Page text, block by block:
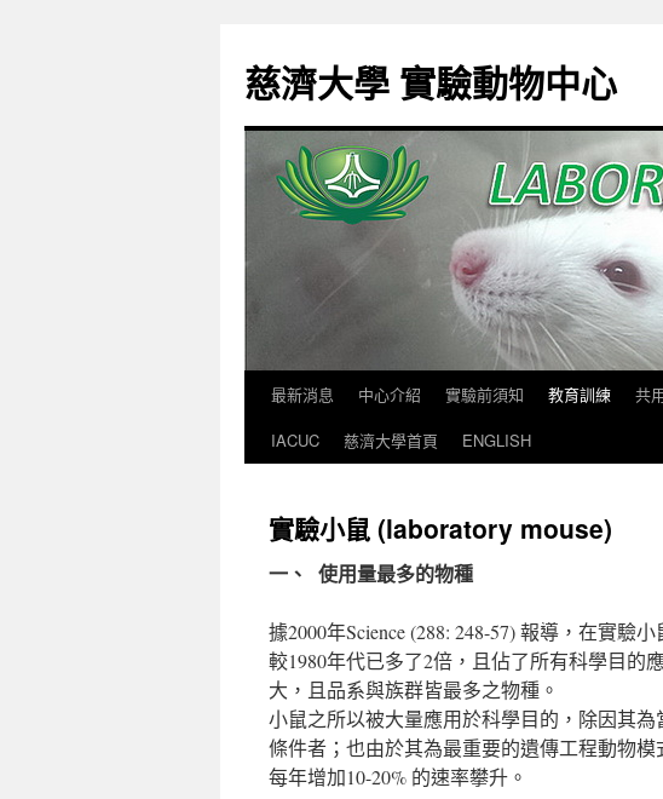
主
要
慈濟大學 實驗動物中心
最新消息 中心介紹 實驗前須知 教育訓練 共
IACUC
慈濟大學首頁 ENGLISH
實驗小鼠 (laboratory mouse)
一、 使用量最多的物種
據2000年Science (288: 248-57) 報導，在實驗
較1980年代已多了2倍，且佔了所有科學目的
大，且品系與族群皆最多之物種。
小鼠之所以被大量應用於科學目的，除因其
條件者；也由於其為最重要的遺傳工程動物
每年增加10-20% 的速率攀升。